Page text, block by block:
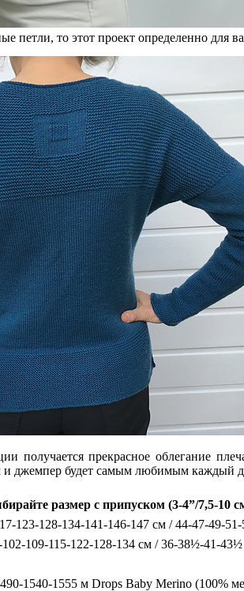
петли, то этот проект определенно для
получается прекрасное облегание
и джемпер будет самым любимым каждый
размер с припуском (3-4”/7,5-10
123-128-134-141-146-147 см / 44-47-49-51-
109-115-122-128-134 см / 36-38½-41-
1540-1555 м Drops Baby Merino (100%